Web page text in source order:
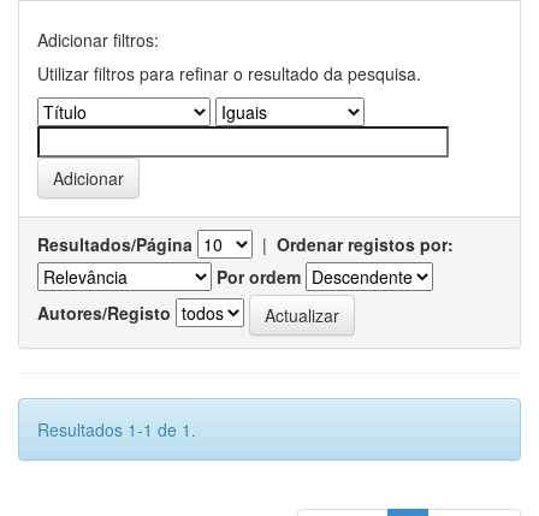
Adicionar filtros:
Utilizar filtros para refinar o resultado da pesquisa.
Resultados/Página | Ordenar registos por:
Por ordem
Autores/Registo
Resultados 1-1 de 1.